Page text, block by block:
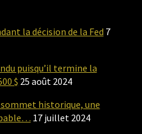
la décision de la Fed 7
puisqu’il termine la
$ 25 août 2024
historique, une
17 juillet 2024